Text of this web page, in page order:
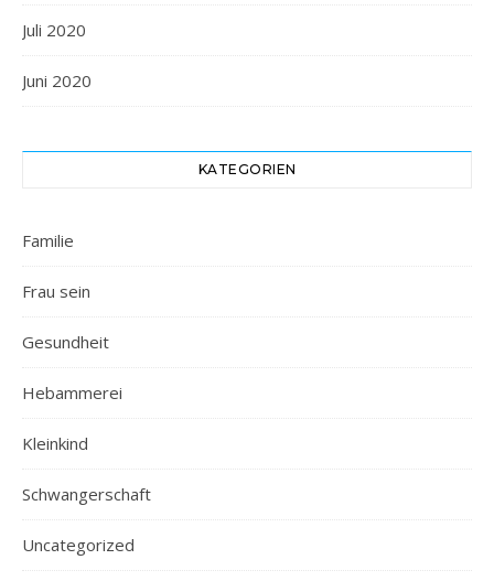
Juli 2020
Juni 2020
KATEGORIEN
Familie
Frau sein
Gesundheit
Hebammerei
Kleinkind
Schwangerschaft
Uncategorized